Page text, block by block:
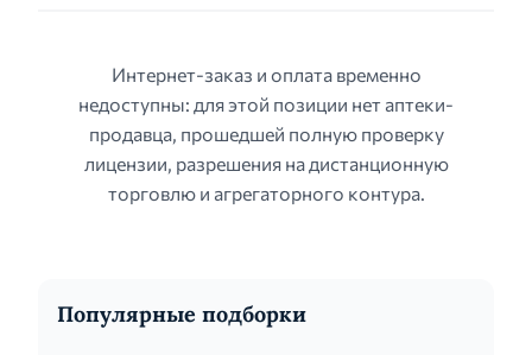
Интернет-заказ и оплата временно
недоступны: для этой позиции нет аптеки-
продавца, прошедшей полную проверку
лицензии, разрешения на дистанционную
торговлю и агрегаторного контура.
Популярные подборки